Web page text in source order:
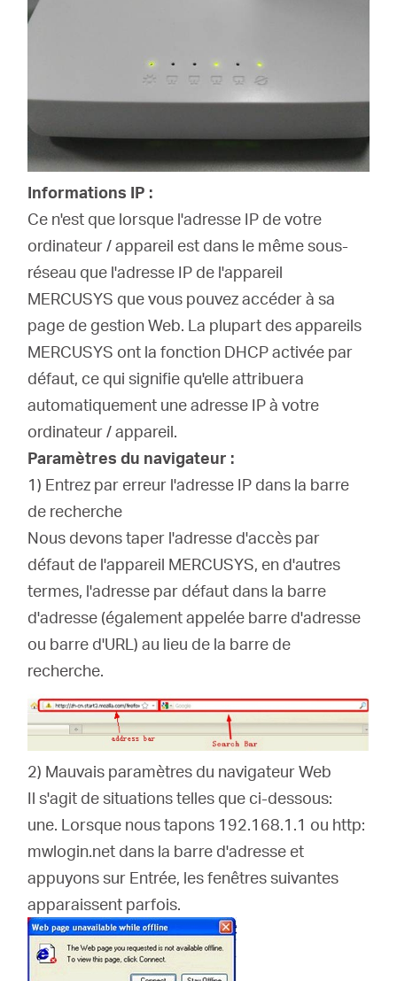
Informations IP :
Ce n'est que lorsque l'adresse IP de votre
ordinateur / appareil est dans le même sous-
réseau que l'adresse IP de l'appareil
MERCUSYS que vous pouvez accéder à sa
page de gestion Web. La plupart des appareils
MERCUSYS ont la fonction DHCP activée par
défaut, ce qui signifie qu'elle attribuera
automatiquement une adresse IP à votre
ordinateur / appareil.
Paramètres du navigateur :
1) Entrez par erreur l'adresse IP dans la barre
de recherche
Nous devons taper l'adresse d'accès par
défaut de l'appareil MERCUSYS, en d'autres
termes, l'adresse par défaut dans la barre
d'adresse (également appelée barre d'adresse
ou barre d'URL) au lieu de la barre de
recherche.
2) Mauvais paramètres du navigateur Web
Il s'agit de situations telles que ci-dessous:
une. Lorsque nous tapons 192.168.1.1 ou http:
mwlogin.net dans la barre d'adresse et
appuyons sur Entrée, les fenêtres suivantes
apparaissent parfois.